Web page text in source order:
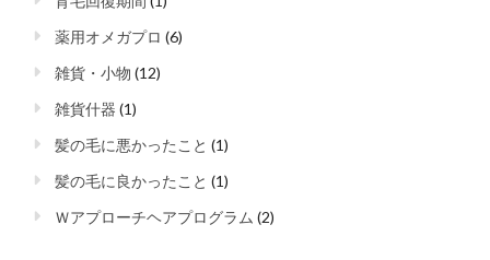
薬用オメガプロ (6)
雑貨・小物 (12)
雑貨什器 (1)
髪の毛に悪かったこと (1)
髪の毛に良かったこと (1)
Ｗアプローチヘアプログラム (2)